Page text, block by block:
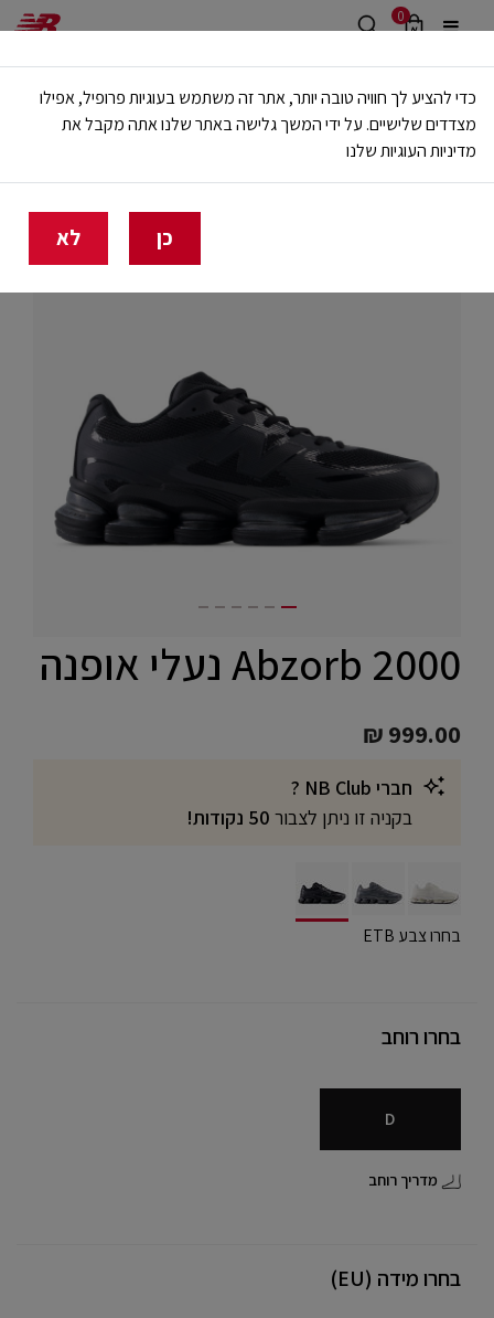
0
משלוח חינם מעל 499 ש"ח
🔥 20% הנחה על כל הביגוד באתר ובחנויות - לזמן מוגבל
בית גברים נעליים לייף סטייל
Abzorb 2000 נעלי אופנה
₪ 999.00
חברי NB Club ?
בקניה זו ניתן לצבור
selected בחרו צבע ETB
בחרו רוחב
D
מדריך רוחב
בחרו מידה (EU)
כדי להציע לך חוויה טובה יותר, אתר זה משתמש בעוגיות פרופיל, אפילו
מצדדים שלישיים. על ידי המשך גלישה באתר שלנו אתה מקבל את
מדיניות העוגיות שלנו
כן לא